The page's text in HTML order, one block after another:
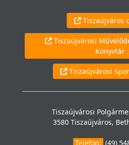
Tiszaújváros
Tiszaújvárosi
Könyvtár
Tiszaújvárosi
Tiszaújvárosi
3580 Tiszaújváros,
Telefon: (49)